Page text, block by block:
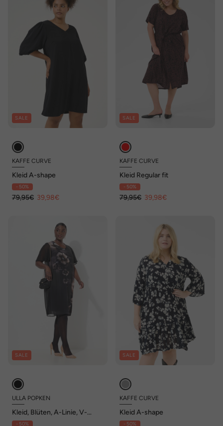
SALE
KAFFE CURVE
Kleid A-shape
- 50%
79,95€ 39,98€
SALE
KAFFE CURVE
Kleid Regular fit
- 50%
79,95€ 39,98€
SALE
ULLA POPKEN
Kleid, Blüten, A-Linie, V-
Ausschnitt, Cup-Halbarm
- 50%
SALE
KAFFE CURVE
Kleid A-shape
- 50%